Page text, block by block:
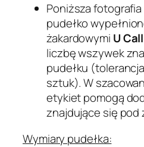
Poniższa
pudełko
żakardowymi U
liczbę wszywek
pudełku
sztuk). W
etykiet pomogą
znajdujące się pod
Wymiary pudełka: